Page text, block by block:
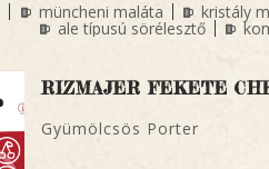
müncheni maláta kristály
ale típusú sörélesztő
RIZMAJER FEKETE
Gyümölcsös Porter